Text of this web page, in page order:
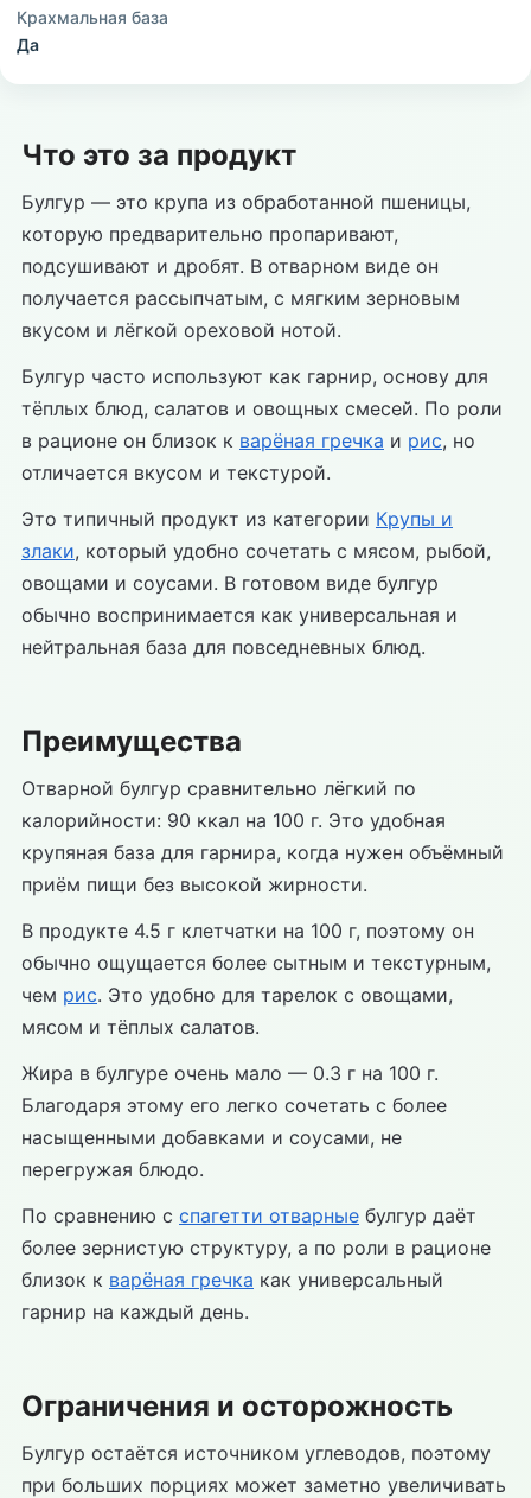
Крахмальная база
Да
Что это за продукт
Булгур — это крупа из обработанной пшеницы,
которую предварительно пропаривают,
подсушивают и дробят. В отварном виде он
получается рассыпчатым, с мягким зерновым
вкусом и лёгкой ореховой нотой.
Булгур часто используют как гарнир, основу для
тёплых блюд, салатов и овощных смесей. По роли
в рационе он близок к варёная гречка и рис, но
отличается вкусом и текстурой.
Это типичный продукт из категории Крупы и
злаки, который удобно сочетать с мясом, рыбой,
овощами и соусами. В готовом виде булгур
обычно воспринимается как универсальная и
нейтральная база для повседневных блюд.
Преимущества
Отварной булгур сравнительно лёгкий по
калорийности: 90 ккал на 100 г. Это удобная
крупяная база для гарнира, когда нужен объёмный
приём пищи без высокой жирности.
В продукте 4.5 г клетчатки на 100 г, поэтому он
обычно ощущается более сытным и текстурным,
чем рис. Это удобно для тарелок с овощами,
мясом и тёплых салатов.
Жира в булгуре очень мало — 0.3 г на 100 г.
Благодаря этому его легко сочетать с более
насыщенными добавками и соусами, не
перегружая блюдо.
По сравнению с спагетти отварные булгур даёт
более зернистую структуру, а по роли в рационе
близок к варёная гречка как универсальный
гарнир на каждый день.
Ограничения и осторожность
Булгур остаётся источником углеводов, поэтому
при больших порциях может заметно увеличивать